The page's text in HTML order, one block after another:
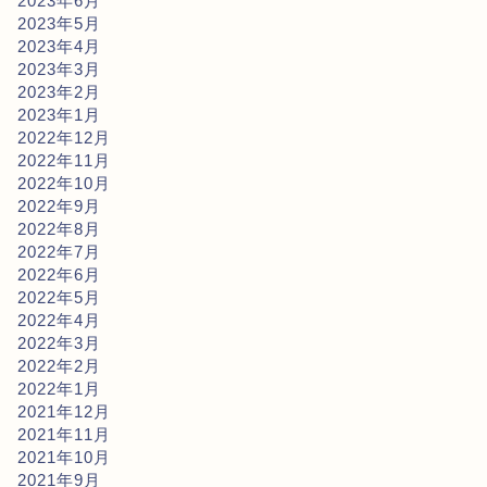
2023年5月
2023年4月
2023年3月
2023年2月
2023年1月
2022年12月
2022年11月
2022年10月
2022年9月
2022年8月
2022年7月
2022年6月
2022年5月
2022年4月
2022年3月
2022年2月
2022年1月
2021年12月
2021年11月
2021年10月
2021年9月